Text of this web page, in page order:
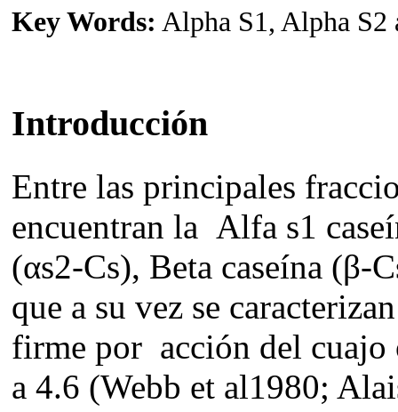
Key Words: Alpha S1, Alpha S2
Introducción
Entre las principales
encuentran la Alfa s1
(αs2-Cs), Beta caseína (β-
que a su vez se
firme por acción del cuajo
a 4.6 (Webb et al1980;